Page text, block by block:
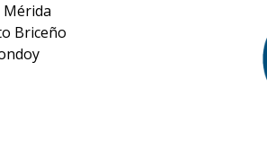
Mérida
Briceño